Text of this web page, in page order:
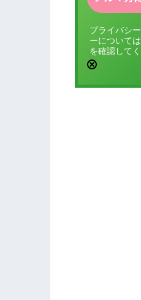
プライバシ
ーについては
を確認して